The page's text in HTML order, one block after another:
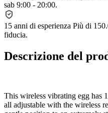
sab 9:00 - 20:00.
15 anni di esperienza Più di
fiducia.
Descrizione del
This wireless vibrating egg has
all adjustable with the wireless